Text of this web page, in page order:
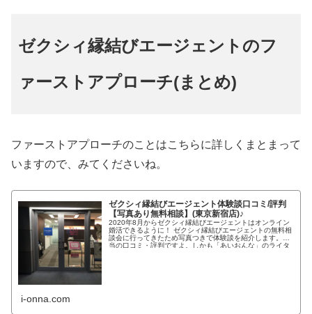
ゼクシィ縁結びエージェントのフ
ァーストアプローチ(まとめ)
ファーストアプローチのことはこちらに詳しくまとまって
いますので、みてくださいね。
ゼクシィ縁結びエージェント体験談口コミ/評判
【写真あり無料相談】(東京新宿店)♪
2020年8月からゼクシィ縁結びエージェントはオンライン
婚活できるように！ ゼクシィ縁結びエージェントの無料相
談会に行ってきたため写真つきで体験談を紹介します。本
当の口コミ・評判ですよ。しかも「あいおんな」のライタ
i-onna.com